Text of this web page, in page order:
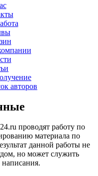
авторов
проводят работу по
материала по
данной работы не
но может служить
написания.